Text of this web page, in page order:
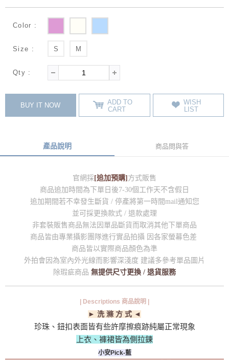
Color :
Size : S M
Qty :
BUY IT NOW
ADD TO
CART
WISH
LIST
產品說明 商品問與答
官網採[追加預購]方式販售
商品追加時間為下單日後7-30個工作天不含假日
追加期間若不幸發生斷貨 / 停產將第一時間mail通知您
並可採更換款式 / 退款處理
非套裝販售商品無法因單品斷貨而取消其他下單商品
商品皆由專業攝影團隊進行實品拍攝 因各家螢幕色差
商品皆以實際商品顏色為準
外拍會因為室內外光線而影響深淺度 建議多參考單品圖片
除瑕疵商品 無提供尺寸更換 / 退貨服務
| Descriptions 商品說明 |
► 洗 滌 方 式 ◄
珍珠、鈕扣表面皆有些許摩擦痕跡純屬正常現象
上衣、褲裙皆為側拉鍊
小安Pick-藍